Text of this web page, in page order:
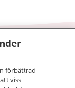
och vård
om
kontakta.
förbättrad
viss